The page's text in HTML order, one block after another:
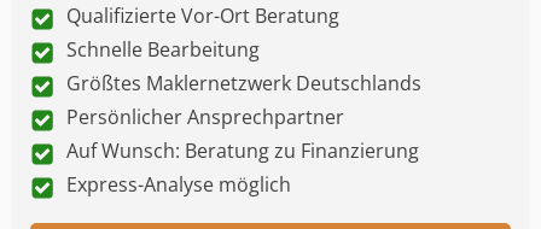
Qualifizierte Vor-Ort Beratung
Schnelle Bearbeitung
Größtes Maklernetzwerk Deutschlands
Persönlicher Ansprechpartner
Auf Wunsch: Beratung zu Finanzierung
Express-Analyse möglich